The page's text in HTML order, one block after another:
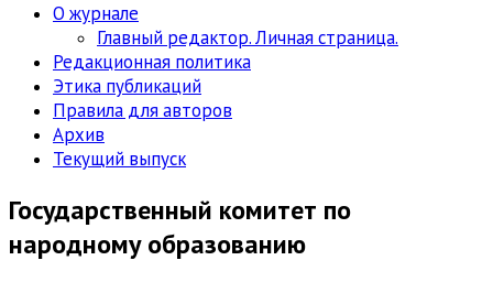
О журнале
Главный редактор. Личная страница.
Редакционная политика
Этика публикаций
Правила для авторов
Архив
Текущий выпуск
Государственный комитет по
народному образованию